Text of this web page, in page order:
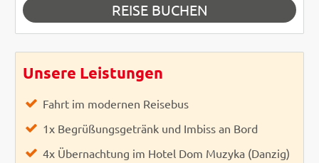
REISE BUCHEN
Unsere Leistungen
Fahrt im modernen Reisebus
1x Begrüßungsgetränk und Imbiss an Bord
4x Übernachtung im Hotel Dom Muzyka (Danzig)